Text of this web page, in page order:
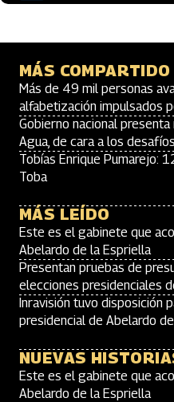
MÁS COMPARTIDO
Más de 49 mil personas
alfabetización impulsados
Gobierno nacional
Agua, de cara a los
Tobías Enrique Pumarejo:
Toba
MÁS LEÍDO
Este es el gabinete que
Abelardo de la Espriella
Presentan pruebas de
elecciones presidenciales
Inravisión tuvo disposición
presidencial de Abelardo
NUEVAS
Este es el gabinete que
Abelardo de la Espriella